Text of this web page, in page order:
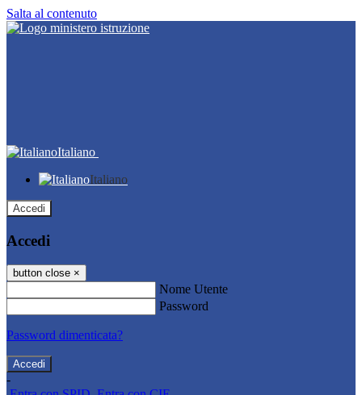
Salta al contenuto
Italiano
Italiano
Accedi
Accedi
button close ×
Nome Utente
Password
Password dimenticata?
-